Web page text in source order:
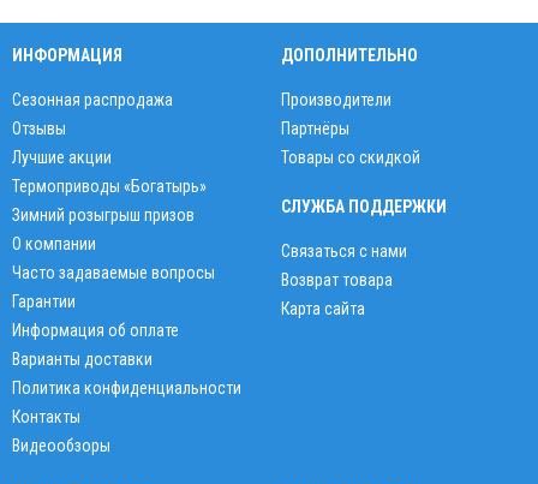
ИНФОРМАЦИЯ
Сезонная распродажа
Отзывы
Лучшие акции
Термоприводы «Богатырь»
Зимний розыгрыш призов
О компании
Часто задаваемые вопросы
Гарантии
Информация об оплате
Варианты доставки
Политика конфиденциальности
Контакты
Видеообзоры
ДОПОЛНИТЕЛЬНО
Производители
Партнёры
Товары со скидкой
СЛУЖБА ПОДДЕРЖКИ
Связаться с нами
Возврат товара
Карта сайта